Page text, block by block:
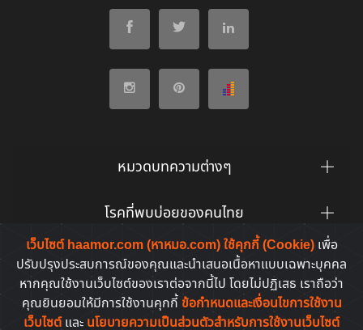
เว็บไซต์ haamor.com (หาหมอ.com) ใช้คุกกี้ (Cookie) เพื่อ
ปรับปรุงประสบการณ์ของคุณและนำเสนอเนื้อหาแบบเฉพาะบุคคล
หากคุณใช้งานเว็บไซต์ของเราต่อจากนี้ไป โดยไม่ปฏิเสธ เราถือว่า
คุณยินยอมให้มีการใช้งานคุกกี้ ข้อกำหนดและเงื่อนไขการใช้งาน
เว็บไซต์และ นโยบายความเป็นส่วนตัวสำหรับการใช้งานเว็บไซต์
หมวดบทความต่างๆ
โรคที่พบบ่อยของคนไทย
ยาที่คนไทยค้นหาบ่อย